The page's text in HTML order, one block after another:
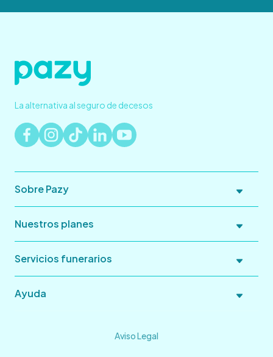
La alternativa al seguro de decesos
Sobre Pazy
Nuestros planes
Servicios funerarios
Ayuda
Aviso Legal